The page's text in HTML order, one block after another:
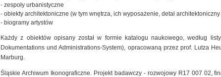
- zespoły urbanistyczne
- obiekty architektoniczne (w tym wnętrza, ich wyposażenie, detal architektoniczny
- biogramy artystów
Każdy z obiektów opisany został w formie katalogu naukowego, według
Dokumentations und Administrations-System), opracowaną przez prof. Lutza
Marburg.
Śląskie Archiwum Ikonograficzne. Projekt badawczy - rozwojowy R17 007 02,